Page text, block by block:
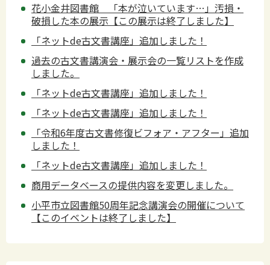
花小金井図書館 「本が泣いています…」汚損・
破損した本の展示【この展示は終了しました】
「ネットde古文書講座」追加しました！
過去の古文書講演会・展示会の一覧リストを作成
しました。
「ネットde古文書講座」追加しました！
「ネットde古文書講座」追加しました！
「令和6年度古文書修復ビフォア・アフター」追加
しました！
「ネットde古文書講座」追加しました！
商用データベースの提供内容を変更しました。
小平市立図書館50周年記念講演会の開催について
【このイベントは終了しました】